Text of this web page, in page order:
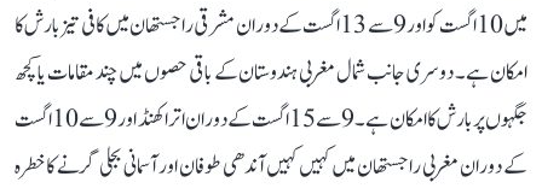
میں 10 اگست کو اور 9 سے 13 اگست کے دوران مشرقی راجستھان میں کافی تیز بارش کا
امکان ہے۔ دوسری جانب شمال مغربی ہندوستان کے باقی حصوں میں چند مقامات یا کچھ
جگہوں پر بارش کا امکان ہے۔ 9 سے 15 اگست کے دوران اتراکھنڈ اور 9 سے 10 اگست
کے دوران مغربی راجستھان میں کہیں کہیں آندھی طوفان اور آسمانی بجلی گرنے کا خطرہ